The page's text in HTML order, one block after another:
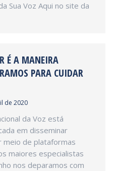
Sua Voz Aqui no site da
É A MANEIRA
PARA CUIDAR
de 2020
da Voz está
em disseminar
meio de plataformas
maiores especialistas
nos deparamos com